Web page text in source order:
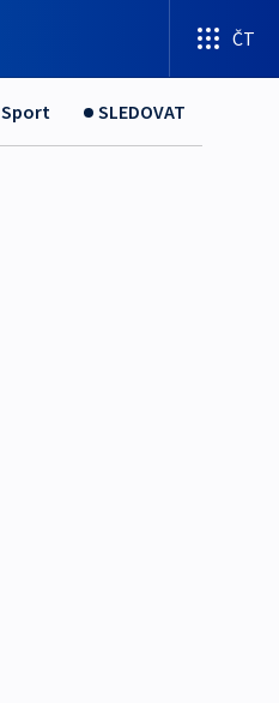
ČT
Sport SLEDOVAT